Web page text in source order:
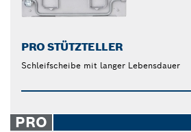
PRO STÜTZTELLER
Schleifscheibe mit langer Lebensdauer
PRO